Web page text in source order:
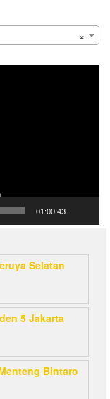
×
01:00:43
Selatan
5 Jakarta
Bintaro